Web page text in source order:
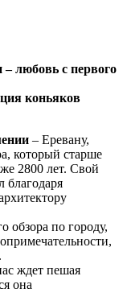
любовь с первого
коньяков
– Еревану,
который старше
2800 лет. Свой
благодаря
обзора по городу,
ждет пешая
она